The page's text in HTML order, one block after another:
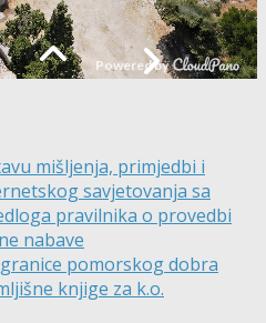
mišljenja, primjedbi i
savjetovanja sa
pravilnika o provedbi
nabave
pomorskog dobra
knjige za k.o.